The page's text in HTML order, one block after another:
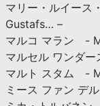
マリー・ルイー
Gustafs… –
マルコ マラン -
マルセル ワンダ
マルト スタム -
ミース ファン デ